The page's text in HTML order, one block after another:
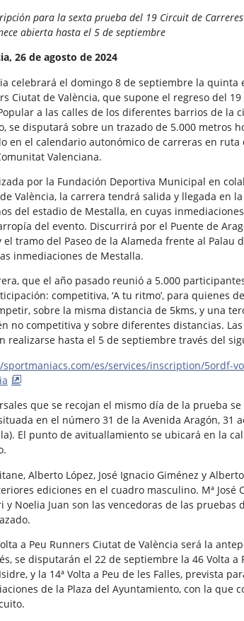
para la sexta prueba del 19 Circuit de
abierta hasta el 5 de septiembre
26 de agosto de 2024
celebrará el domingo 8 de septiembre la quinta
Ciutat de València, que supone el regreso del
a las calles de los diferentes barrios de la
se disputará sobre un trazado de 5.000 metros
en el calendario autonómico de carreras en ruta
Valenciana.
por la Fundación Deportiva Municipal en
València, la carrera tendrá salida y llegada en
del estadio de Mestalla, en cuyas
del evento. Discurrirá por el Puente de
el tramo del Paseo de la Alameda frente al Palau
inmediaciones de Mestalla.
que el año pasado reunió a 5.000
competitiva, ‘A tu ritmo’, para quienes
sobre la misma distancia de 5kms, y una
no competitiva y sobre diferentes distancias.
realizarse hasta el 5 de septiembre través del
es/services/inscription/5ordf-
que se recojan el mismo día de la prueba
en el número 31 de la Avenida Aragón, 31
El punto de avituallamiento se ubicará en la
Alberto López, José Ignacio Giménez y
ediciones en el cuadro masculino. Mª José
y Noelia Juan son las vencedoras de las
a Peu Runners Ciutat de València será la
se disputarán el 22 de septiembre la 46 Volta a
y la 14ª Volta a Peu de les Falles, prevista
de la Plaza del Ayuntamiento, con la que